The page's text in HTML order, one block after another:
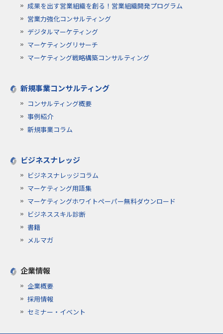
成果を出す営業組織を創る！営業組織開発プログラム
営業力強化コンサルティング
デジタルマーケティング
マーケティングリサーチ
マーケティング戦略構築コンサルティング
新規事業コンサルティング
コンサルティング概要
事例紹介
新規事業コラム
ビジネスナレッジ
ビジネスナレッジコラム
マーケティング用語集
マーケティングホワイトペーパー無料ダウンロード
ビジネススキル診断
書籍
メルマガ
企業情報
企業概要
採用情報
セミナー・イベント